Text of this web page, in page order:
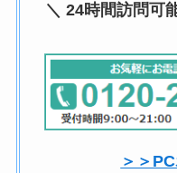
＼ 24時間訪問可
＞＞